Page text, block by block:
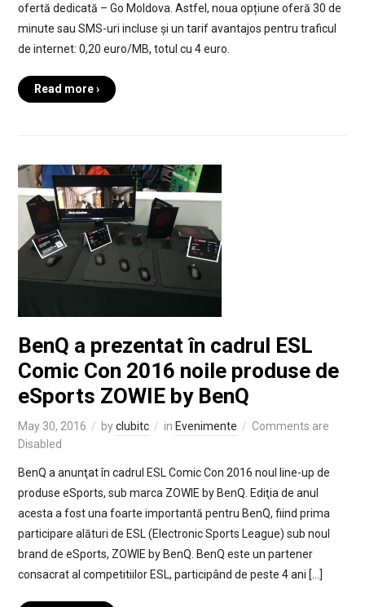
ofertă dedicată – Go Moldova. Astfel, noua opțiune oferă 30 de
minute sau SMS-uri incluse și un tarif avantajos pentru traficul
de internet: 0,20 euro/MB, totul cu 4 euro.
Read more ›
BenQ a prezentat în cadrul ESL
Comic Con 2016 noile produse de
eSports ZOWIE by BenQ
May 30, 2016 byclubitc in Evenimente
Comments are
Disabled
BenQ a anunţat în cadrul ESL Comic Con 2016 noul line-up de
produse eSports, sub marca ZOWIE by BenQ. Ediţia de anul
acesta a fost una foarte importantă pentru BenQ, fiind prima
participare alături de ESL (Electronic Sports League) sub noul
brand de eSports, ZOWIE by BenQ. BenQ este un partener
consacrat al competitiilor ESL, participând de peste 4 ani […]